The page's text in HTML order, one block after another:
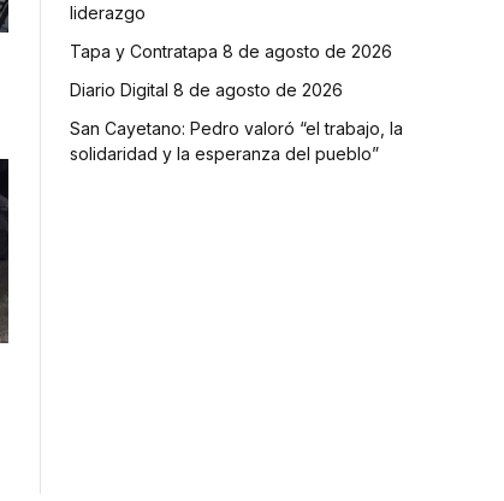
liderazgo
Tapa y Contratapa 8 de agosto de 2026
Diario Digital 8 de agosto de 2026
San Cayetano: Pedro valoró “el trabajo, la
solidaridad y la esperanza del pueblo”